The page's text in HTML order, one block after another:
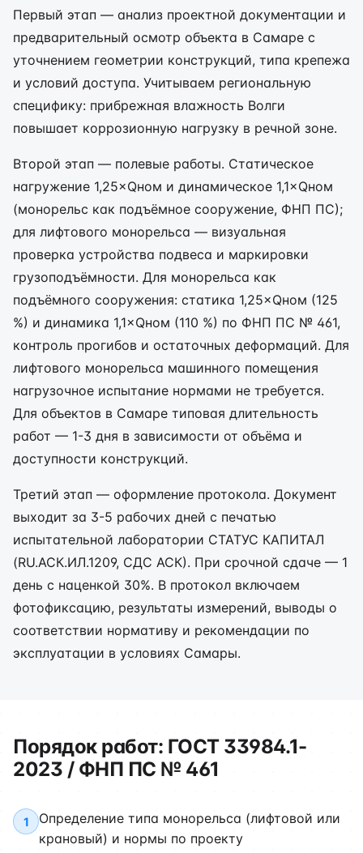
Первый этап — анализ проектной документации и
предварительный осмотр объекта в Самаре с
уточнением геометрии конструкций, типа крепежа
и условий доступа. Учитываем региональную
специфику: прибрежная влажность Волги
повышает коррозионную нагрузку в речной зоне.
Второй этап — полевые работы. Статическое
нагружение 1,25×Qном и динамическое 1,1×Qном
(монорельс как подъёмное сооружение, ФНП ПС);
для лифтового монорельса — визуальная
проверка устройства подвеса и маркировки
грузоподъёмности. Для монорельса как
подъёмного сооружения: статика 1,25×Qном (125
%) и динамика 1,1×Qном (110 %) по ФНП ПС № 461,
контроль прогибов и остаточных деформаций. Для
лифтового монорельса машинного помещения
нагрузочное испытание нормами не требуется.
Для объектов в Самаре типовая длительность
работ — 1-3 дня в зависимости от объёма и
доступности конструкций.
Третий этап — оформление протокола. Документ
выходит за 3-5 рабочих дней с печатью
испытательной лаборатории СТАТУС КАПИТАЛ
(RU.АСК.ИЛ.1209, СДС АСК). При срочной сдаче — 1
день с наценкой 30%. В протокол включаем
фотофиксацию, результаты измерений, выводы о
соответствии нормативу и рекомендации по
эксплуатации в условиях Самары.
Порядок работ: ГОСТ 33984.1-
2023 / ФНП ПС № 461
1
Определение типа монорельса (лифтовой или
крановый) и нормы по проекту